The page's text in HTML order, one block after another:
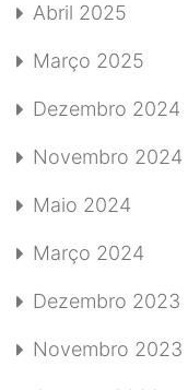
Abril 2025
Março 2025
Dezembro 2024
Novembro 2024
Maio 2024
Março 2024
Dezembro 2023
Novembro 2023